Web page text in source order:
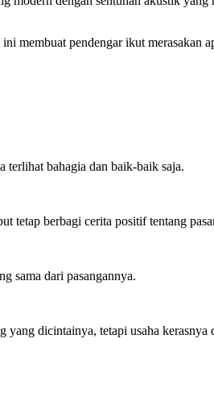
membuat pendengar ikut merasakan
terlihat bahagia dan baik-baik saja.
tetap berbagi cerita positif tentang
sama dari pasangannya.
dicintainya, tetapi usaha